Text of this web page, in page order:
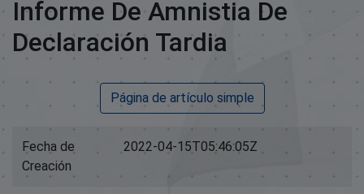
Informe De Amnistia De
Declaración Tardia
Página de artículo simple
Fecha de
Creación
2022-04-15T05:46:05Z